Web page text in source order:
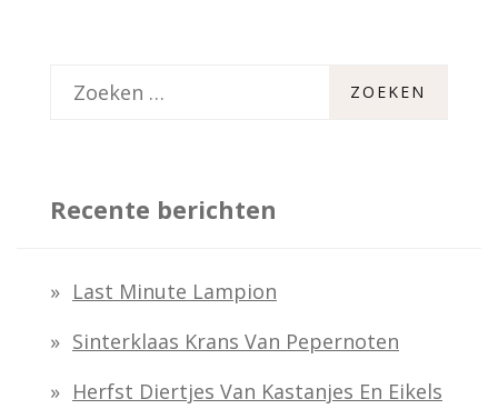
k
n
a
Recente berichten
Last Minute Lampion
Sinterklaas Krans Van Pepernoten
Herfst Diertjes Van Kastanjes En Eikels